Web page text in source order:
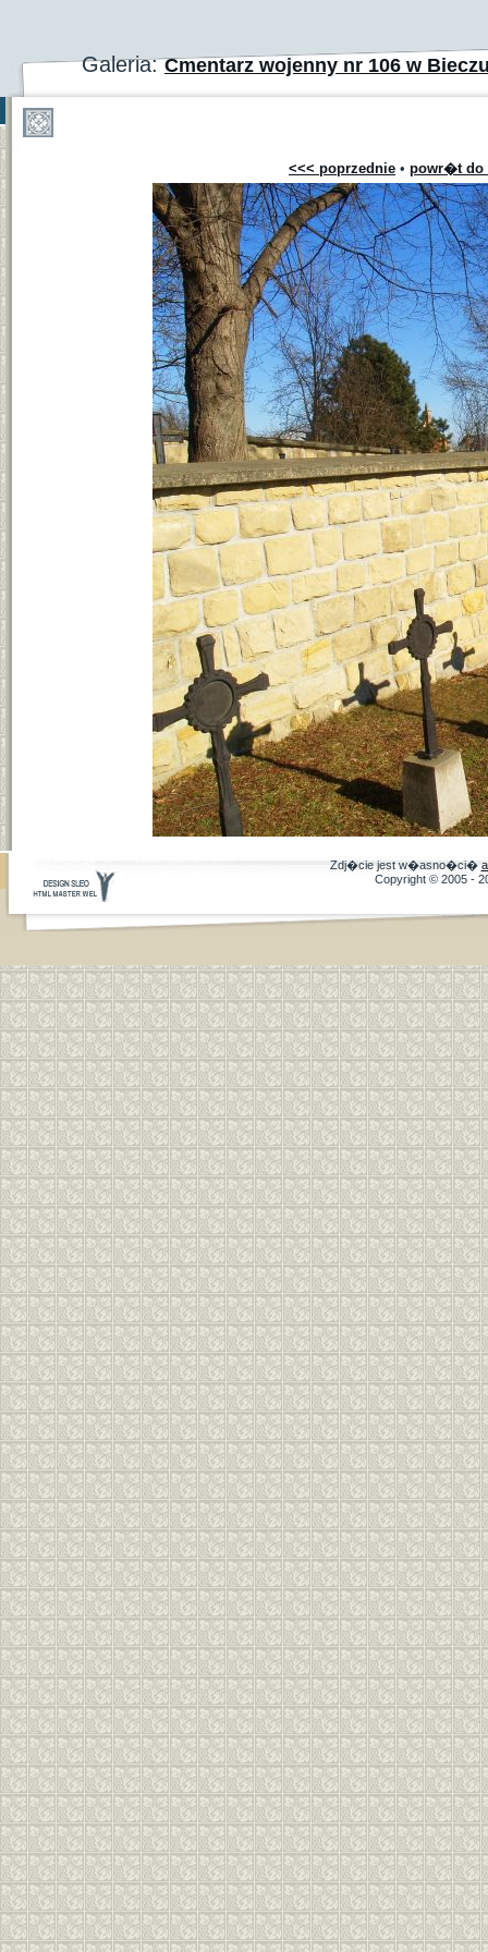
Galeria:Cmentarz wojenny nr 106 w
<<< poprzednie • powr�t do
Zdj�cie jest w�asno�ci�
Copyright © 2005 -